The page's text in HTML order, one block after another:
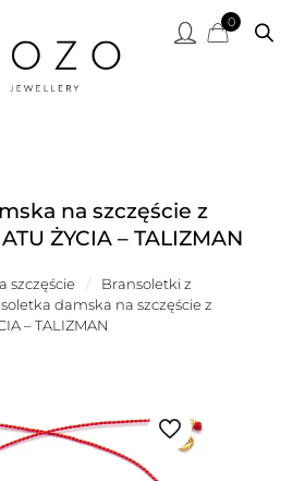
0
na szczęście z
ŻYCIA – TALIZMAN
szczęście /
Bransoletki z
damska na szczęście z
– TALIZMAN